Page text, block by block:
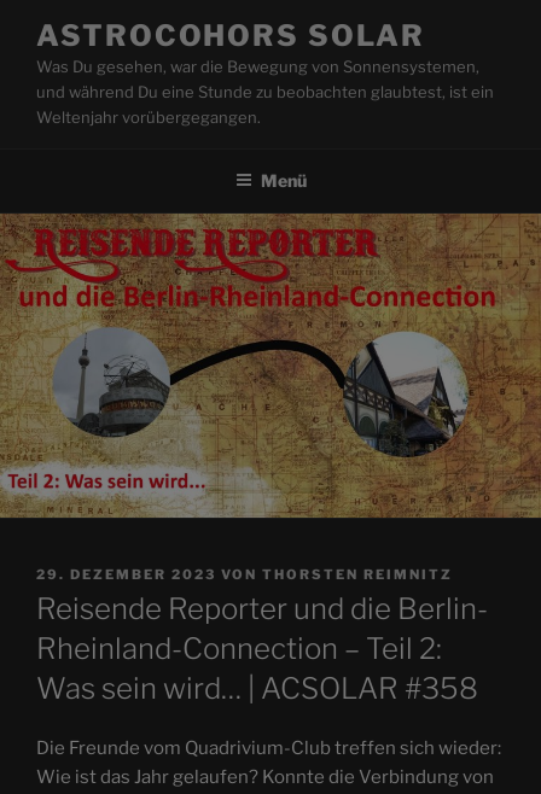
Inhalt
springen
ASTROCOHORS SOLAR
Was Du gesehen, war die Bewegung von Sonnensystemen,
und während Du eine Stunde zu beobachten glaubtest, ist ein
Weltenjahr vorübergegangen.
Menü
VERÖFFENTLICHT
AM
29. DEZEMBER 2023 VON THORSTEN REIMNITZ
Reisende Reporter und die Berlin-
Rheinland-Connection – Teil 2:
Was sein wird… | ACSOLAR #358
Die Freunde vom Quadrivium-Club treffen sich wieder:
Wie ist das Jahr gelaufen? Konnte die Verbindung von